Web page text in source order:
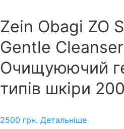
Zein Obagi ZO
Gentle
Очищуюючий
типів шкіри
2500 грн. Детальніше